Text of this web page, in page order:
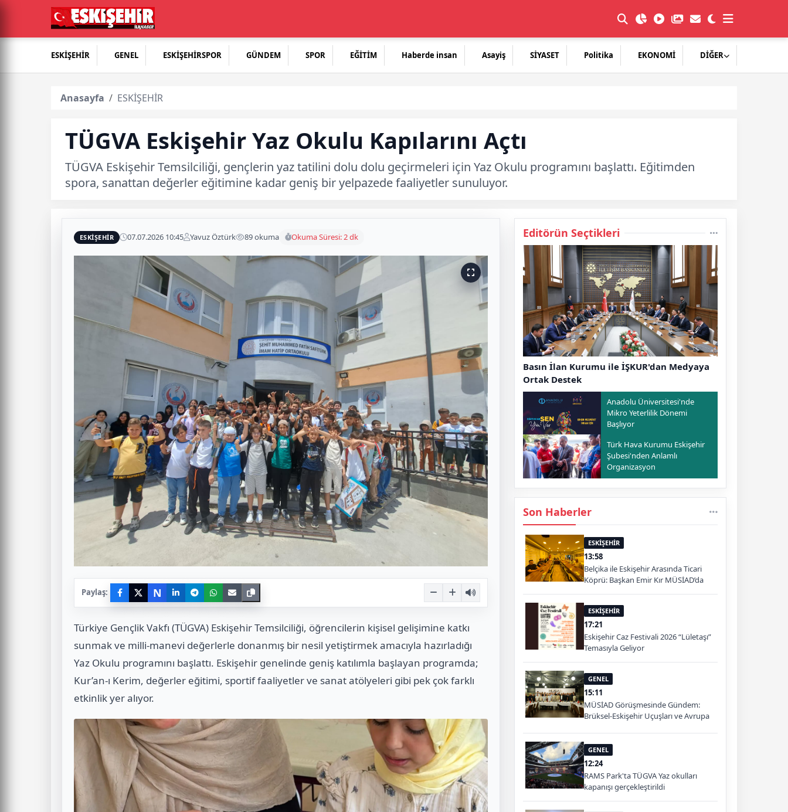
ESKİŞEHİR GENEL ESKİŞEHİRSPOR GÜNDEM SPOR EĞİTİM Haberde insan Asayiş SİYASET Politika EKONOMİ DİĞER
Anasayfa ESKİŞEHİR
TÜGVA Eskişehir Yaz Okulu Kapılarını Açtı
TÜGVA Eskişehir Temsilciliği, gençlerin yaz tatilini dolu dolu geçirmeleri için Yaz Okulu programını başlattı. Eğitimden
spora, sanattan değerler eğitimine kadar geniş bir yelpazede faaliyetler sunuluyor.
ESKİŞEHİR 07.07.2026 10:45 Yavuz Öztürk 89 okuma Okuma Süresi: 2 dk
Paylaş: N
Türkiye Gençlik Vakfı (TÜGVA) Eskişehir Temsilciliği, öğrencilerin kişisel gelişimine katkı
sunmak ve milli-manevi değerlerle donanmış bir nesil yetiştirmek amacıyla hazırladığı
Yaz Okulu programını başlattı. Eskişehir genelinde geniş katılımla başlayan programda;
Kur’an-ı Kerim, değerler eğitimi, sportif faaliyetler ve sanat atölyeleri gibi pek çok farklı
etkinlik yer alıyor.
Editörün Seçtikleri
Basın İlan Kurumu ile İŞKUR'dan Medyaya
Ortak Destek
Anadolu Üniversitesi'nde
Mikro Yeterlilik Dönemi
Başlıyor
Türk Hava Kurumu Eskişehir
Şubesi'nden Anlamlı
Organizasyon
Son Haberler
ESKİŞEHİR
13:58
Belçika ile Eskişehir Arasında Ticari
Köprü: Başkan Emir Kır MÜSİAD’da
ESKİŞEHİR
17:21
Eskişehir Caz Festivali 2026 “Lületaşı”
Temasıyla Geliyor
GENEL
15:11
MÜSİAD Görüşmesinde Gündem:
Brüksel-Eskişehir Uçuşları ve Avrupa
GENEL
12:24
RAMS Park'ta TÜGVA Yaz okulları
kapanışı gerçekleştirildi